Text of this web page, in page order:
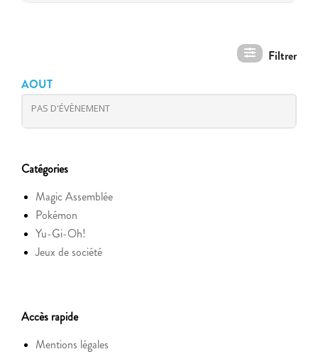
AOUT
PAS D'ÉVÈNEMENT
Catégories
Magic Assemblée
Pokémon
Yu-Gi-Oh!
Jeux de société
Accès rapide
Mentions légales